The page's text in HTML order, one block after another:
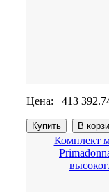
Цена: 413
Комплект